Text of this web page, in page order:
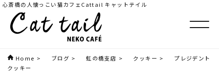
心斎橋の人懐っこい猫カフェCattail キャットテイル
Home > ブログ > 虹の橋支店 > クッキー >
プレジデント
クッキー